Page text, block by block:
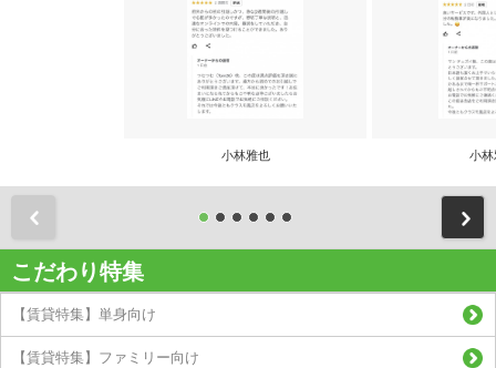
小林雅也 小林
こだわり特集
【賃貸特集】単身向け
【賃貸特集】ファミリー向け